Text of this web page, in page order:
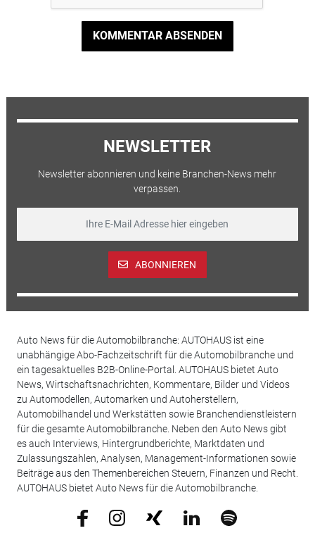
KOMMENTAR ABSENDEN
NEWSLETTER
Newsletter abonnieren und keine Branchen-News mehr
verpassen.
ABONNIEREN
Auto News für die Automobilbranche: AUTOHAUS ist eine
unabhängige Abo-Fachzeitschrift für die Automobilbranche und
ein tagesaktuelles B2B-Online-Portal. AUTOHAUS bietet Auto
News, Wirtschaftsnachrichten, Kommentare, Bilder und Videos
zu Automodellen, Automarken und Autoherstellern,
Automobilhandel und Werkstätten sowie Branchendienstleistern
für die gesamte Automobilbranche. Neben den Auto News gibt
es auch Interviews, Hintergrundberichte, Marktdaten und
Zulassungszahlen, Analysen, Management-Informationen sowie
Beiträge aus den Themenbereichen Steuern, Finanzen und Recht.
AUTOHAUS bietet Auto News für die Automobilbranche.